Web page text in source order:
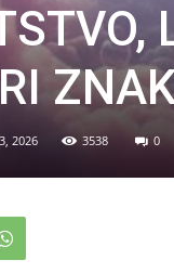
2026 3538 0